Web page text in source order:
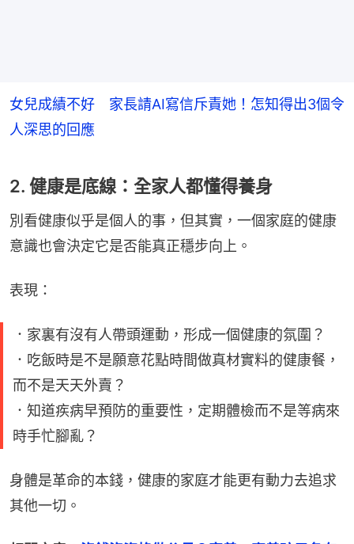
女兒成績不好 家長請AI寫信斥責她！怎知得出3個令
人深思的回應
2. 健康是底線：全家人都懂得養身
別看健康似乎是個人的事，但其實，一個家庭的健康
意識也會決定它是否能真正穩步向上。
表現：
．家裏有沒有人帶頭運動，形成一個健康的氛圍？
．吃飯時是不是願意花點時間做真材實料的健康餐，
而不是天天外賣？
．知道疾病早預防的重要性，定期體檢而不是等病來
時手忙腳亂？
身體是革命的本錢，健康的家庭才能更有動力去追求
其他一切。